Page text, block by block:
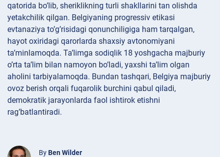
qatorida bo’lib, sheriklikning turli shakllarini tan olishda
yetakchilik qilgan. Belgiyaning progressiv etikasi
evtanaziya to’g’risidagi qonunchiligiga ham tarqalgan,
hayot oxiridagi qarorlarda shaxsiy avtonomiyani
ta’minlamoqda. Ta’limga sodiqlik 18 yoshgacha majburiy
o’rta ta’lim bilan namoyon bo’ladi, yaxshi ta’lim olgan
aholini tarbiyalamoqda. Bundan tashqari, Belgiya majburiy
ovoz berish orqali fuqarolik burchini qabul qiladi,
demokratik jarayonlarda faol ishtirok etishni
rag’batlantiradi.
By Ben Wilder